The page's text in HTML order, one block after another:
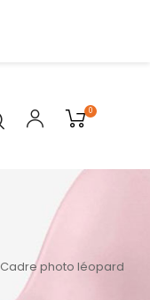
0
Cadre photo léopard